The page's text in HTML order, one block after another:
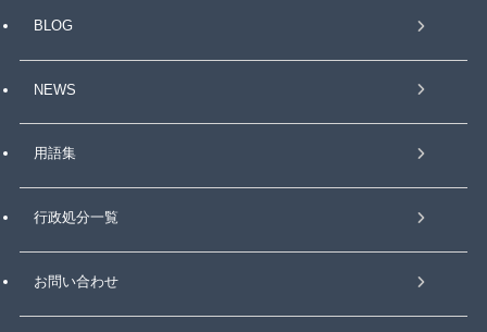
BLOG
NEWS
用語集
行政処分一覧
お問い合わせ